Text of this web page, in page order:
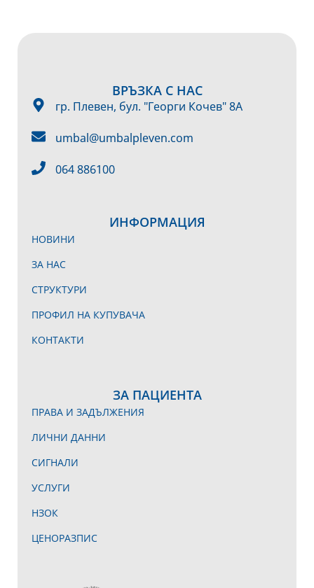
ИНФОРМАЦИЯ
НОВИНИ
ЗА НАС
СТРУКТУРИ
ПРОФИЛ НА КУПУВАЧА
КОНТАКТИ
ЗА ПАЦИЕНТА
ПРАВА И ЗАДЪЛЖЕНИЯ
ЛИЧНИ ДАННИ
СИГНАЛИ
УСЛУГИ
НЗОК
ЦЕНОРАЗПИС
ВРЪЗКА С НАС
гр. Плевен, бул. "Георги Кочев" 8А
umbal@umbalpleven.com
064 886100